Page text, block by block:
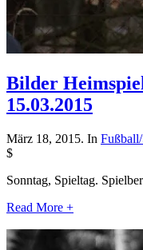
Bilder
15.03.2015
März 18, 2015. In
$
Sonntag, Spieltag.
Read More +